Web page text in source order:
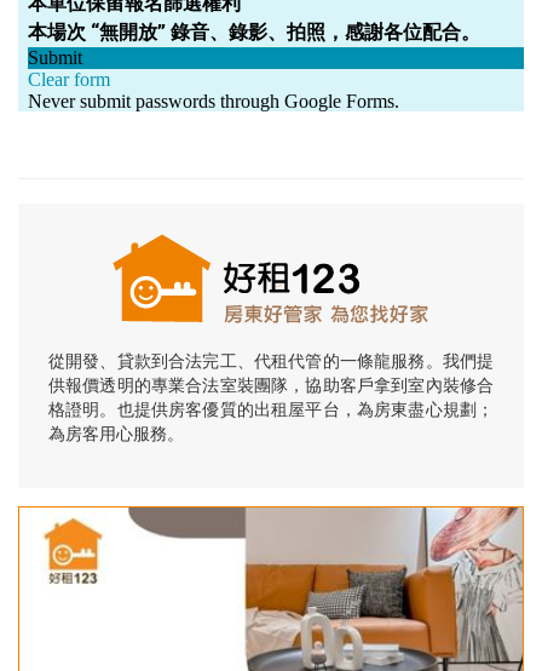
從開發、貸款到合法完工、代租代管的一條龍服務。我們提
供報價透明的專業合法室裝團隊，協助客戶拿到室內裝修合
格證明。也提供房客優質的出租屋平台，為房東盡心規劃；
為房客用心服務。